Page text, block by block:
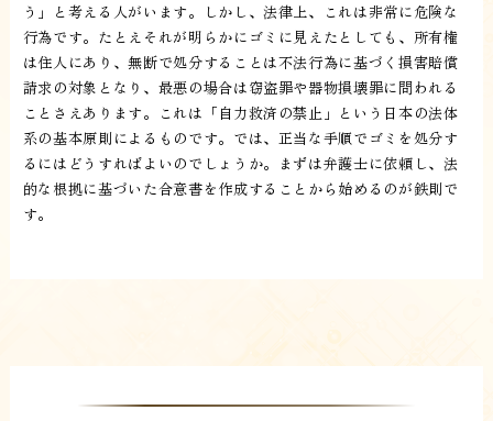
う」と考える人がいます。しかし、法律上、これは非常に危険な
行為です。たとえそれが明らかにゴミに見えたとしても、所有権
は住人にあり、無断で処分することは不法行為に基づく損害賠償
請求の対象となり、最悪の場合は窃盗罪や器物損壊罪に問われる
ことさえあります。これは「自力救済の禁止」という日本の法体
系の基本原則によるものです。では、正当な手順でゴミを処分す
るにはどうすればよいのでしょうか。まずは弁護士に依頼し、法
的な根拠に基づいた合意書を作成することから始めるのが鉄則で
す。